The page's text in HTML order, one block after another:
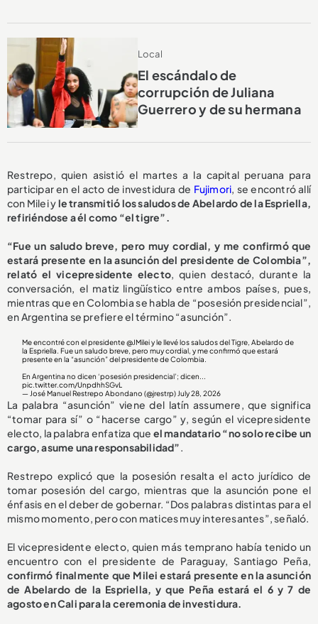
Local
El escándalo de
corrupción de Juliana
Guerrero y de su hermana
Restrepo, quien asistió el martes a la capital peruana para
participar en el acto de investidura de Fujimori, se encontró allí
con Milei yle transmitió los saludos de Abelardo de la Espriella,
refiriéndose a él como “el tigre”.
“Fue un saludo breve, pero muy cordial, y me confirmó que
estará presente en la asunción del presidente de Colombia”,
relató el vicepresidente electo, quien destacó, durante la
conversación, el matiz lingüístico entre ambos países, pues,
mientras que en Colombia se habla de “posesión presidencial”,
en Argentina se prefiere el término “asunción”.
Me encontré con el presidente@JMileiy le llevé los saludos del Tigre, Abelardo de
la Espriella. Fue un saludo breve, pero muy cordial, y me confirmó que estará
presente en la “asunción” del presidente de Colombia.
En Argentina no dicen ‘posesión presidencial’; dicen...
pic.twitter.com/UnpdhhSGvL
— José Manuel Restrepo Abondano (@jrestrp) July 28, 2026
La palabra “asunción” viene del latín assumere, que significa
“tomar para sí” o “hacerse cargo” y, según el vicepresidente
electo, la palabra enfatiza que el mandatario “no solo recibe un
cargo, asume una responsabilidad”.
Restrepo explicó que la posesión resalta el acto jurídico de
tomar posesión del cargo, mientras que la asunción pone el
énfasis en el deber de gobernar. “Dos palabras distintas para el
mismo momento, pero con matices muy interesantes”, señaló.
El vicepresidente electo, quien más temprano había tenido un
encuentro con el presidente de Paraguay, Santiago Peña,
confirmó finalmente que Milei estará presente en la asunción
de Abelardo de la Espriella, y que Peña estará el 6 y 7 de
agosto en Cali para la ceremonia de investidura.